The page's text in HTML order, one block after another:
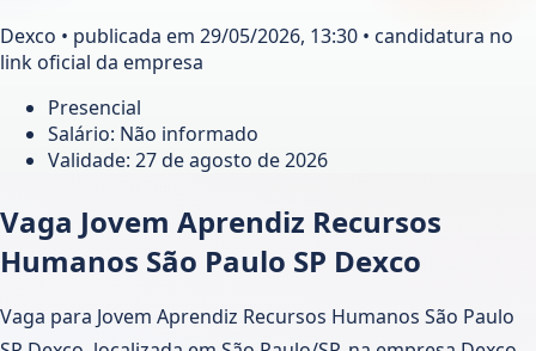
Dexco • publicada em 29/05/2026, 13:30 • candidatura no
link oficial da empresa
Presencial
Salário: Não informado
Validade: 27 de agosto de 2026
Vaga Jovem Aprendiz Recursos
Humanos São Paulo SP Dexco
Vaga para Jovem Aprendiz Recursos Humanos São Paulo